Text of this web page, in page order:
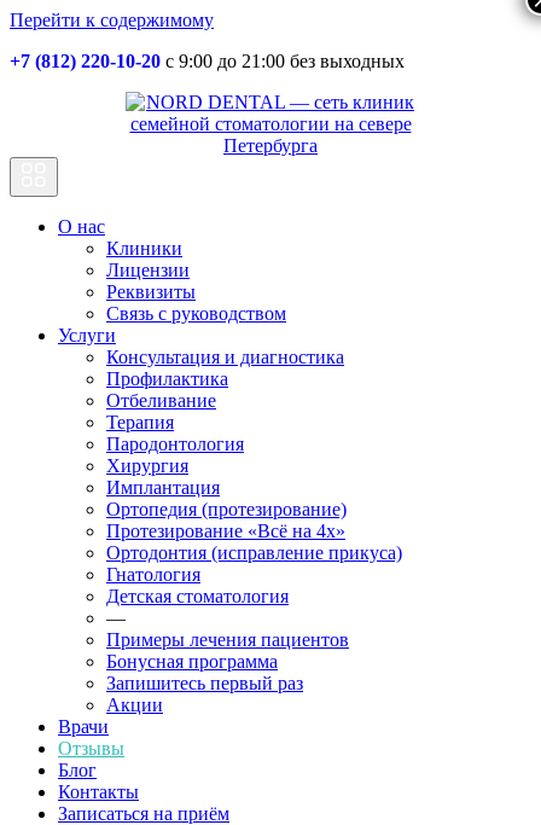
Перейти к содержимому
+7 (812) 220-10-20 с 9:00 до 21:00 без выходных
Основная
навигация
О нас
Клиники
Лицензии
Реквизиты
Связь с руководством
Услуги
Консультация и диагностика
Профилактика
Отбеливание
Терапия
Пародонтология
Хирургия
Имплантация
Ортопедия (протезирование)
Протезирование «Всё на 4х»
Ортодонтия (исправление прикуса)
Гнатология
Детская стоматология
—
Примеры лечения пациентов
Бонусная программа
Запишитесь первый раз
Акции
Врачи
Отзывы
Блог
Контакты
Записаться на приём